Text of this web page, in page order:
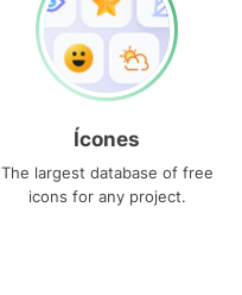
Ícones
The largest database of free
icons for any project.